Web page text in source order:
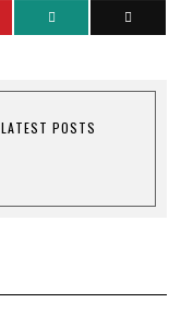
LATEST POSTS